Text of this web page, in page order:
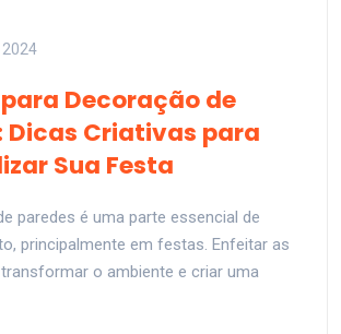
2024
Decoração de
Dicas Criativas para
Sua Festa
paredes é uma parte essencial de
principalmente em festas. Enfeitar as
o ambiente e criar uma